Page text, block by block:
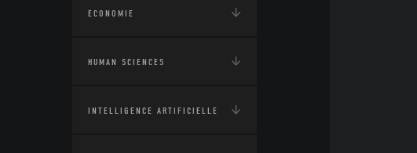
ECONOMIE
HUMAN SCIENCES
INTELLIGENCE ARTIFICIELLE